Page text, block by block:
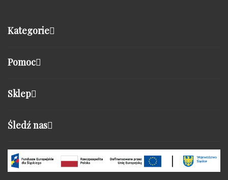
Kategorie
Pomoc
Sklep
Śledź nas